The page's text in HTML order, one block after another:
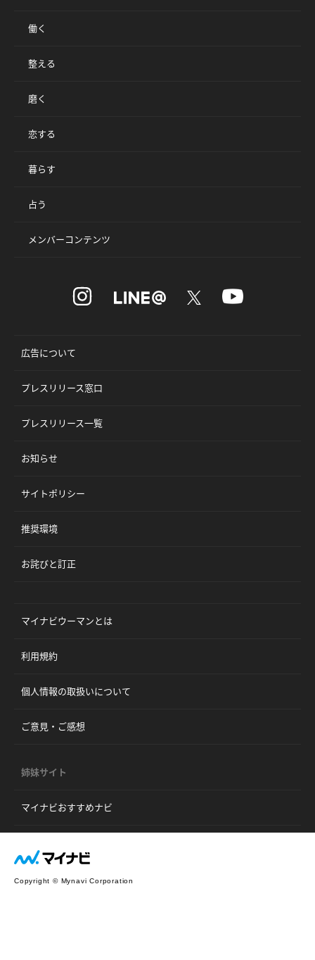
働く
整える
磨く
恋する
暮らす
占う
メンバーコンテンツ
広告について
プレスリリース窓口
プレスリリース一覧
お知らせ
サイトポリシー
推奨環境
お詫びと訂正
マイナビウーマンとは
利用規約
個人情報の取扱いについて
ご意見・ご感想
姉妹サイト
マイナビおすすめナビ
Copyright © Mynavi Corporation